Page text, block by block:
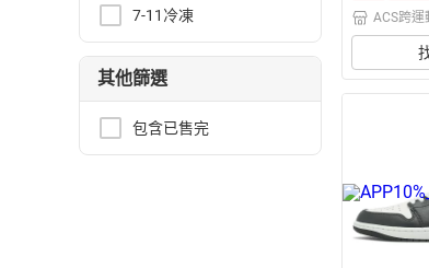
7-11冷凍
其他篩選
包含已售完
ACS跨運